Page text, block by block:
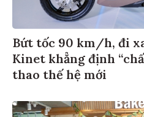
Bứt tốc 90 km/h, đi
Kinet khẳng định
thao thế hệ mới